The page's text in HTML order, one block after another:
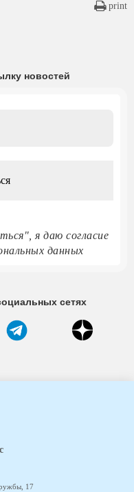
print
новостей
я даю согласие
данных
сетях
17